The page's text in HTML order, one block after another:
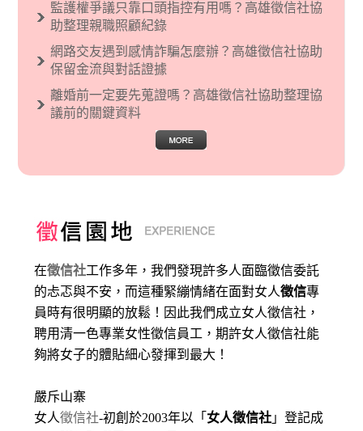
監護權爭議只靠口頭指控有用嗎？高雄徵信社協
助整理親職照顧紀錄
網路交友遇到感情詐騙怎麼辦？高雄徵信社協助
保留金流與對話證據
離婚前一定要先蒐證嗎？高雄徵信社協助整理協
議前的關鍵資料
在徵信社工作多年，我們發現許多人面臨徵信委託
的忐忑與不安，而這種緊繃情緒在面對女人徵信專
員時有很明顯的放鬆！因此我們成立女人徵信社，
聘用清一色專業女性徵信員工，期許女人徵信社能
夠將女子的體貼細心發揮到最大 ！
嚴斥山寨
女人徵信社-初創於2003年以「 女人徵信社 」登記成